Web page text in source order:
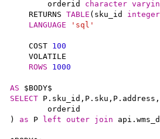
	orderid
character
    RETURNS
TABLE (sku_id integer
LANGUAGE
'sql'
    COST
100
    VOLATILE
ROWS
1000
AS
SELECT
) as P left outer join